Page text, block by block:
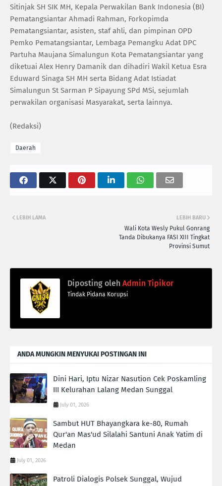
Sitinjak SH SIK MH, Kepala Perwakilan Bank Indonesia (BI)
Pematangsiantar Ahmadi Rahman, Forkopimda
Pematangsiantar, asisten, staf ahli, dan pimpinan OPD
Pemko Pematangsiantar, Lembaga Pemangku Adat DPC
Partuha Maujana Simalungun Kota Pematangsiantar yang
diketuai Alex Henry Damanik dan dihadiri Wakil Ketua Esra
Eduward Sinaga SH MH serta Bidang Adat Istiadat
Simalungun St Sarman P Sipayung SPd MSi, sejumlah
perwakilan organisasi Masyarakat, serta lainnya.
(Redaksi)
Daerah
LEBIH BARU
Wali Kota Wesly Pukul Gonrang
Tanda Dibukanya FASI XIII Tingkat
Provinsi Sumut
LEBIH LAMA
Diposting oleh Admin Tipikor
Tindak Pidana Korupsi
ANDA MUNGKIN MENYUKAI POSTINGAN INI
Dini Hari, Iptu Nizar Nasution Cek Poskamling
III Kelurahan Lalang Medan Sunggal
July 01, 2026
Sambut HUT Bhayangkara ke-80, Rumah
Qur'an Mas'ud Silalahi Santuni Anak Yatim di
Medan
July 01, 2026
Patroli Dialogis Polsek Sunggal, Wujud